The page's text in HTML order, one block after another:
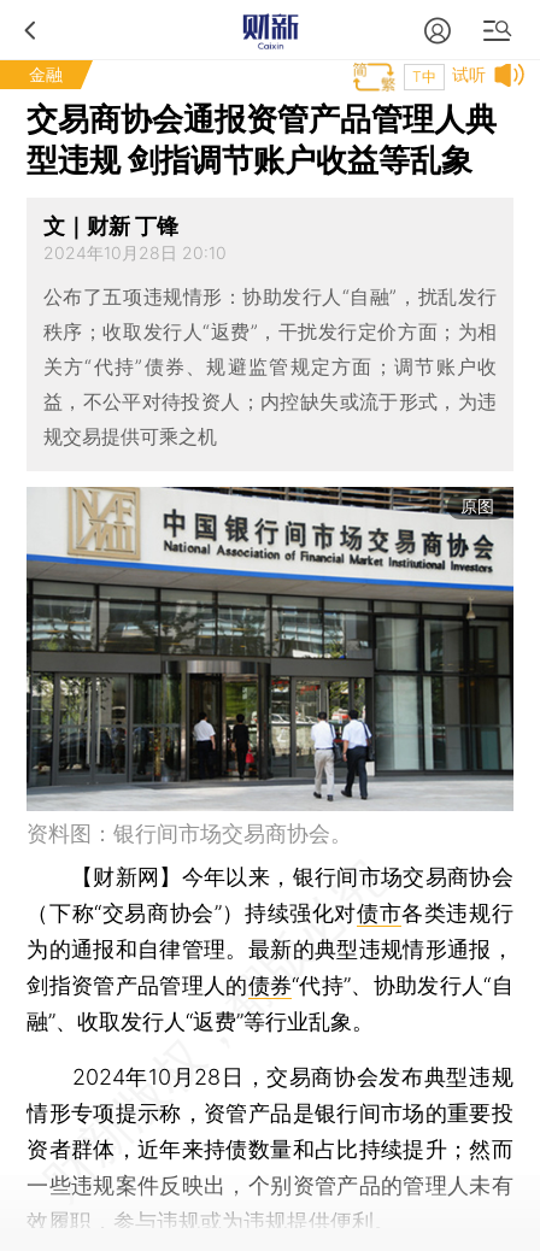
金融 试听
T中
交易商协会通报资管产品管理人典
型违规 剑指调节账户收益等乱象
文｜财新 丁锋
2024年10月28日 20:10
公布了五项违规情形：协助发行人“自融”，扰乱发行
秩序；收取发行人“返费”，干扰发行定价方面；为相
关方“代持”债券、规避监管规定方面；调节账户收
益，不公平对待投资人；内控缺失或流于形式，为违
规交易提供可乘之机
原图
资料图：银行间市场交易商协会。
【财新网】 今年以来，银行间市场交易商协会
（下称“交易商协会”）持续强化对债市各类违规行
为的通报和自律管理。最新的典型违规情形通报，
剑指资管产品管理人的债券“代持”、协助发行人“自
融”、收取发行人“返费”等行业乱象。
2024年10月28日，交易商协会发布典型违规
情形专项提示称，资管产品是银行间市场的重要投
资者群体，近年来持债数量和占比持续提升；然而
一些违规案件反映出，个别资管产品的管理人未有
效履职，参与违规或为违规提供便利。